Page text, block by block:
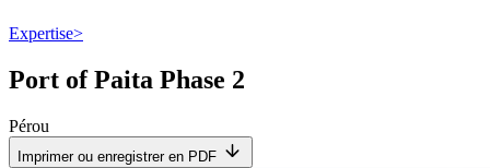
Expertise>
Port of Paita Phase 2
Pérou
Imprimer ou enregistrer en PDF